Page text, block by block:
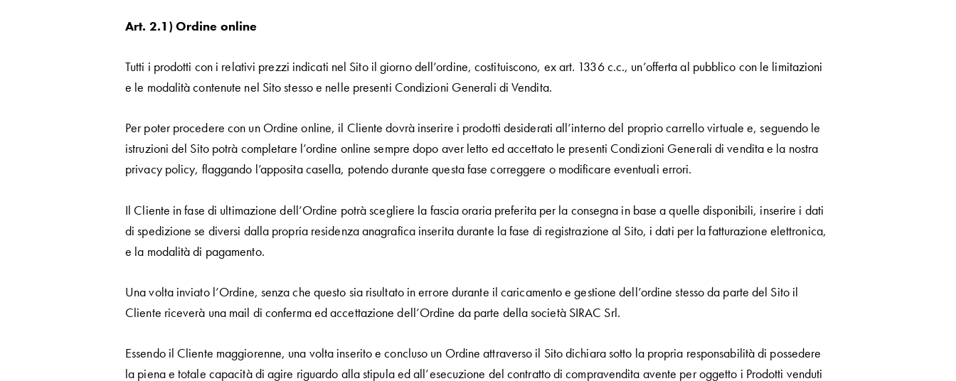
Art. 2.1) Ordine online
Tutti i prodotti con i relativi prezzi indicati nel Sito il giorno dell’ordine, costituiscono, ex art. 1336 c.c., un’offerta al pubblico con le limitazioni
e le modalità contenute nel Sito stesso e nelle presenti Condizioni Generali di Vendita.
Per poter procedere con un Ordine online, il Cliente dovrà inserire i prodotti desiderati all’interno del proprio carrello virtuale e, seguendo le
istruzioni del Sito potrà completare l’ordine online sempre dopo aver letto ed accettato le presenti Condizioni Generali di vendita e la nostra
privacy policy, flaggando l’apposita casella, potendo durante questa fase correggere o modificare eventuali errori.
Il Cliente in fase di ultimazione dell’Ordine potrà scegliere la fascia oraria preferita per la consegna in base a quelle disponibili, inserire i dati
di spedizione se diversi dalla propria residenza anagrafica inserita durante la fase di registrazione al Sito, i dati per la fatturazione elettronica,
e la modalità di pagamento.
Una volta inviato l’Ordine, senza che questo sia risultato in errore durante il caricamento e gestione dell’ordine stesso da parte del Sito il
Cliente riceverà una mail di conferma ed accettazione dell’Ordine da parte della società SIRAC Srl.
Essendo il Cliente maggiorenne, una volta inserito e concluso un Ordine attraverso il Sito dichiara sotto la propria responsabilità di possedere
la piena e totale capacità di agire riguardo alla stipula ed all’esecuzione del contratto di compravendita avente per oggetto i Prodotti venduti